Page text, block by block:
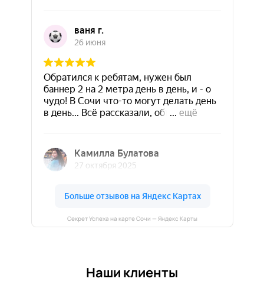
Секрет Успеха на карте Сочи — Яндекс Карты
Наши клиенты